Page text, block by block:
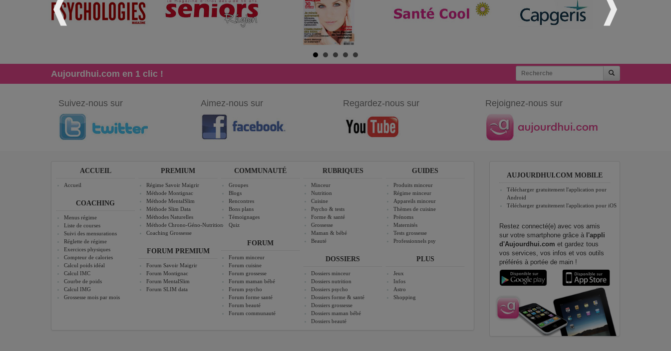
Aujourdhui.com en 1 clic !
Suivez-nous sur Aimez-nous sur Regardez-nous sur Rejoignez-nous sur
ACCUEIL
Accueil
COACHING
Menus régime
Liste de courses
Suivi des mensurations
Réglette de régime
Exercices physiques
Compteur de calories
Calcul poids idéal
Calcul IMC
Courbe de poids
Calcul IMG
Grossesse mois par mois
PREMIUM
Régime Savoir Maigrir
Méthode Montignac
Méthode MentalSlim
Méthode Slim Data
Méthodes Naturelles
Méthode Chrono-Géno-Nutrition
Coaching Grossesse
FORUM PREMIUM
Forum Savoir Maigrir
Forum Montignac
Forum MentalSlim
Forum SLIM data
COMMUNAUTÉ
Groupes
Blogs
Rencontres
Bons plans
Témoignages
Quiz
FORUM
Forum minceur
Forum cuisine
Forum grossesse
Forum maman bébé
Forum psycho
Forum forme santé
Forum beauté
Forum communauté
RUBRIQUES
Minceur
Nutrition
Cuisine
Psycho & tests
Forme & santé
Grossesse
Maman & bébé
Beauté
DOSSIERS
Dossiers minceur
Dossiers nutrition
Dossiers psycho
Dossiers forme & santé
Dossiers grossesse
Dossiers maman bébé
Dossiers beauté
GUIDES
Produits minceur
Régime minceur
Appareils minceur
Thèmes de cuisine
Prénoms
Maternités
Tests grossesse
Professionnels psy
PLUS
Jeux
Infos
Astro
Shopping
AUJOURDHUI.COM MOBILE
Télécharger gratuitement l'application pour
Android
Télécharger gratuitement l'application pour iOS
Restez connecté(e) avec vos amis
sur votre smartphone grâce à l'appli
d'Aujourdhui.com et gardez tous
vos services, vos infos et vos outils
préférés à portée de main !